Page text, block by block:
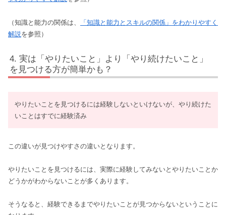
（知識と能力の関係は、
「知識と能力とスキルの関係」をわかりやすく
解説 を参照）
実は「やりたいこと」より「やり続けたいこと」
を見つける方が簡単かも？
やりたいことを見つけるには経験しないといけないが、やり続けた
いことはすでに経験済み
この違いが見つけやすさの違いとなります。
やりたいことを見つけるには、実際に経験してみないとやりたいことか
どうかがわからないことが多くあります。
そうなると、経験できるまでやりたいことが見つからないということに